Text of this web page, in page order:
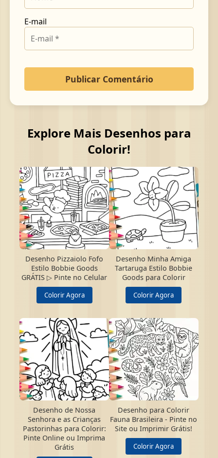
E-mail
Explore Mais Desenhos para
Colorir!
Desenho Pizzaiolo Fofo
Estilo Bobbie Goods
GRÁTIS ▷ Pinte no Celular
Colorir Agora
Desenho Minha Amiga
Tartaruga Estilo Bobbie
Goods para Colorir
Colorir Agora
Desenho de Nossa
Senhora e as Crianças
Pastorinhas para Colorir:
Pinte Online ou Imprima
Grátis
Desenho para Colorir
Fauna Brasileira - Pinte no
Site ou Imprimir Grátis!
Colorir Agora